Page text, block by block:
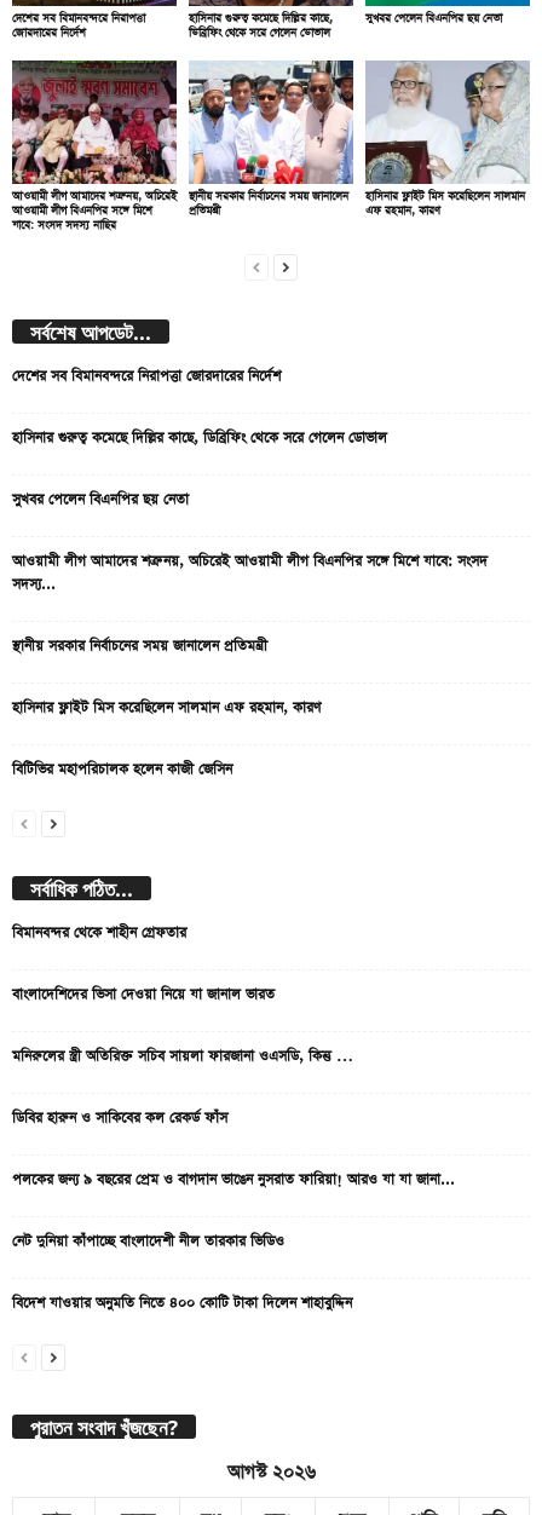
দেশের সব বিমানবন্দরে নিরাপত্তা
জোরদারের নির্দেশ
হাসিনার গুরুত্ব কমেছে দিল্লির কাছে,
ডিব্রিফিং থেকে সরে গেলেন ডোভাল
সুখবর পেলেন বিএনপির ছয় নেতা
আওয়ামী লীগ আমাদের শত্রু নয়, অচিরেই
আওয়ামী লীগ বিএনপির সঙ্গে মিশে
যাবে: সংসদ সদস্য নাছির
স্থানীয় সরকার নির্বাচনের সময় জানালেন
প্রতিমন্ত্রী
হাসিনার ফ্লাইট মিস করেছিলেন সালমান
এফ রহমান, কারণ
সর্বশেষ আপডেট...
দেশের সব বিমানবন্দরে নিরাপত্তা জোরদারের নির্দেশ
হাসিনার গুরুত্ব কমেছে দিল্লির কাছে, ডিব্রিফিং থেকে সরে গেলেন ডোভাল
সুখবর পেলেন বিএনপির ছয় নেতা
আওয়ামী লীগ আমাদের শত্রু নয়, অচিরেই আওয়ামী লীগ বিএনপির সঙ্গে মিশে যাবে: সংসদ
সদস্য...
স্থানীয় সরকার নির্বাচনের সময় জানালেন প্রতিমন্ত্রী
হাসিনার ফ্লাইট মিস করেছিলেন সালমান এফ রহমান, কারণ
বিটিভির মহাপরিচালক হলেন কাজী জেসিন
সর্বাধিক পঠিত...
বিমানবন্দর থেকে শাহীন গ্রেফতার
বাংলাদেশিদের ভিসা দেওয়া নিয়ে যা জানাল ভারত
মনিরুলের স্ত্রী অতিরিক্ত সচিব সায়লা ফারজানা ওএসডি, কিন্তু …
ডিবির হারুন ও সাকিবের কল রেকর্ড ফাঁস
পলকের জন্য ৯ বছরের প্রেম ও বাগদান ভাঙেন নুসরাত ফারিয়া! আরও যা যা জানা...
নেট দুনিয়া কাঁপাচ্ছে বাংলাদেশী নীল তারকার ভিডিও
বিদেশ যাওয়ার অনুমতি নিতে ৪০০ কোটি টাকা দিলেন শাহাবুদ্দিন
পুরাতন সংবাদ খুঁজছেন?
আগস্ট ২০২৬